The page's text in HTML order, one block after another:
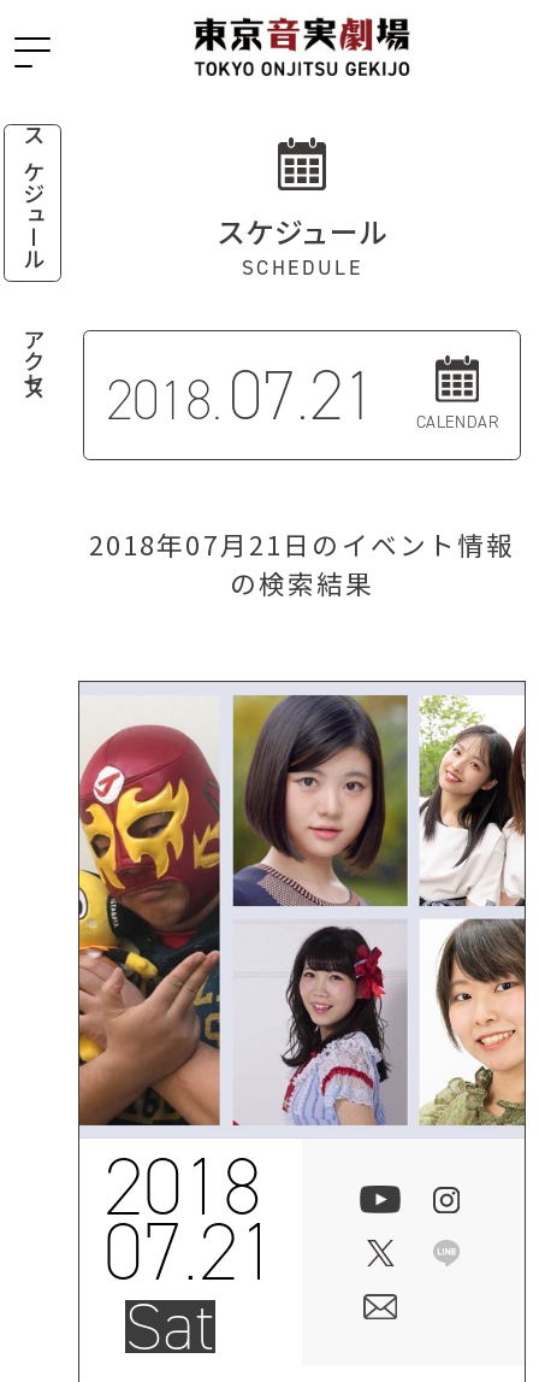
スケジュール
アクセス
スケジュール
SCHEDULE
2018.07.21 CALENDAR
2018年07月21日のイベント情報
の検索結果
2018
07.21
Sat